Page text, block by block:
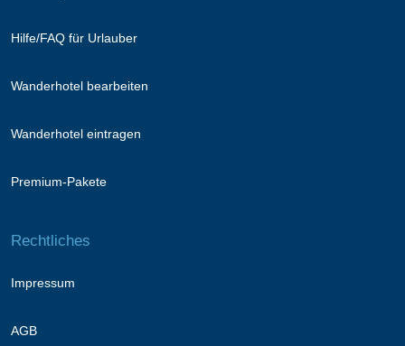
Hilfe/FAQ für Urlauber
Wanderhotel bearbeiten
Wanderhotel eintragen
Premium-Pakete
Rechtliches
Impressum
AGB